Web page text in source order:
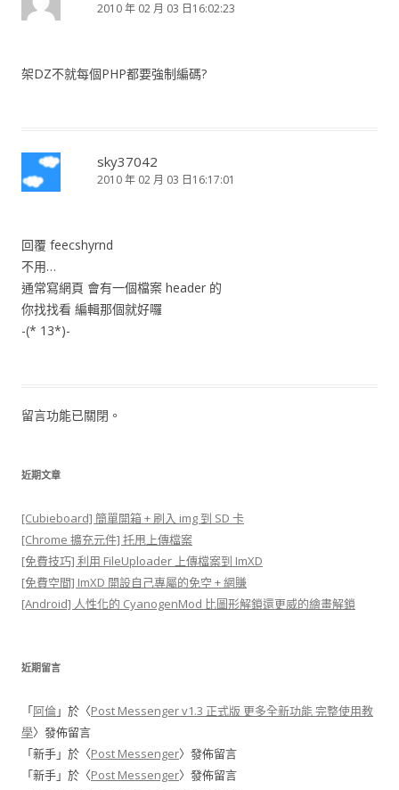
2010 年 02 月 03 日16:02:23
架DZ不就每個PHP都要強制編碼?
sky37042
2010 年 02 月 03 日16:17:01
回覆 feecshyrnd
不用…
通常寫網頁 會有一個檔案 header 的
你找找看 編輯那個就好囉
-(* 13*)-
留言功能已關閉。
近期文章
[Cubieboard] 簡單開箱 + 刷入 img 到 SD 卡
[Chrome 擴充元件] 托甩上傳檔案
[免費技巧] 利用 FileUploader 上傳檔案到 ImXD
[免費空間] ImXD 開設自己專屬的免空 + 網賺
[Android] 人性化的 CyanogenMod 比圖形解鎖還更威的繪畫解鎖
近期留言
「阿倫」於〈Post Messenger v1.3 正式版 更多全新功能 完整使用教
學〉發佈留言
「新手」於〈Post Messenger〉發佈留言
「新手」於〈Post Messenger〉發佈留言